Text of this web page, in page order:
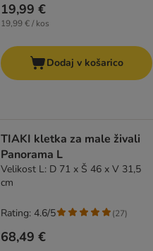
19,99 €
19,99 € / kos
Dodaj v košarico
TIAKI kletka za male živali
Panorama L
Velikost L: D 71 x Š 46 x V 31,5
cm
68,49 €
Rating: 4.6/5 (27)